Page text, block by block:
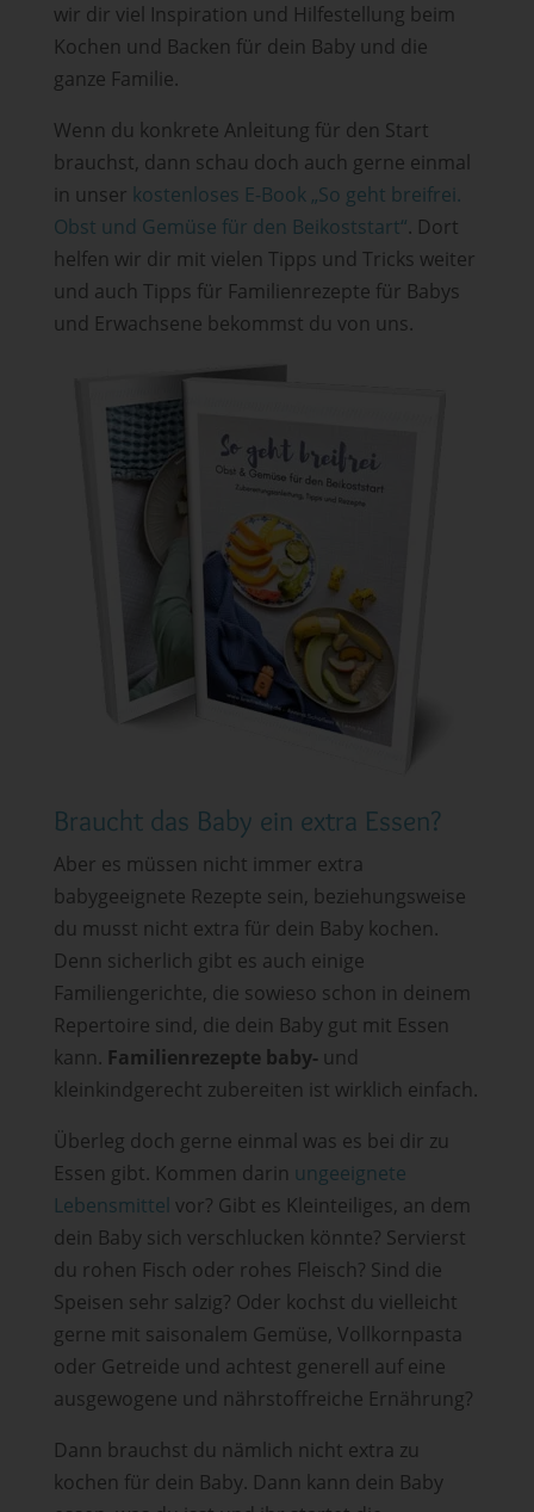
wir dir viel Inspiration und Hilfestellung beim
Kochen und Backen für dein Baby und die
ganze Familie.
Wenn du konkrete Anleitung für den Start
brauchst, dann schau doch auch gerne einmal
in unser kostenloses E-Book „So geht breifrei.
Obst und Gemüse für den Beikoststart“. Dort
helfen wir dir mit vielen Tipps und Tricks weiter
und auch Tipps für Familienrezepte für Babys
und Erwachsene bekommst du von uns.
Braucht das Baby ein extra Essen?
Aber es müssen nicht immer extra
babygeeignete Rezepte sein, beziehungsweise
du musst nicht extra für dein Baby kochen.
Denn sicherlich gibt es auch einige
Familiengerichte, die sowieso schon in deinem
Repertoire sind, die dein Baby gut mit Essen
kann. Familienrezepte baby- und
kleinkindgerecht zubereiten ist wirklich einfach.
Überleg doch gerne einmal was es bei dir zu
Essen gibt. Kommen darin ungeeignete
Lebensmittel vor? Gibt es Kleinteiliges, an dem
dein Baby sich verschlucken könnte? Servierst
du rohen Fisch oder rohes Fleisch? Sind die
Speisen sehr salzig? Oder kochst du vielleicht
gerne mit saisonalem Gemüse, Vollkornpasta
oder Getreide und achtest generell auf eine
ausgewogene und nährstoffreiche Ernährung?
Dann brauchst du nämlich nicht extra zu
kochen für dein Baby. Dann kann dein Baby